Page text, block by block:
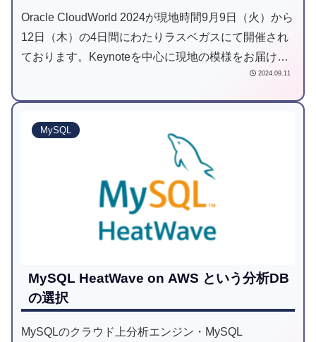
Oracle CloudWorld 2024が現地時間9月9日（火）から
12日（木）の4日間にわたりラスベガスにて開催され
ております。Keynoteを中心に現地の模様をお届けし
2024.09.11
MySQL
MySQL HeatWave on AWS という分析DB
の選択
MySQLのクラウド上分析エンジン・MySQL